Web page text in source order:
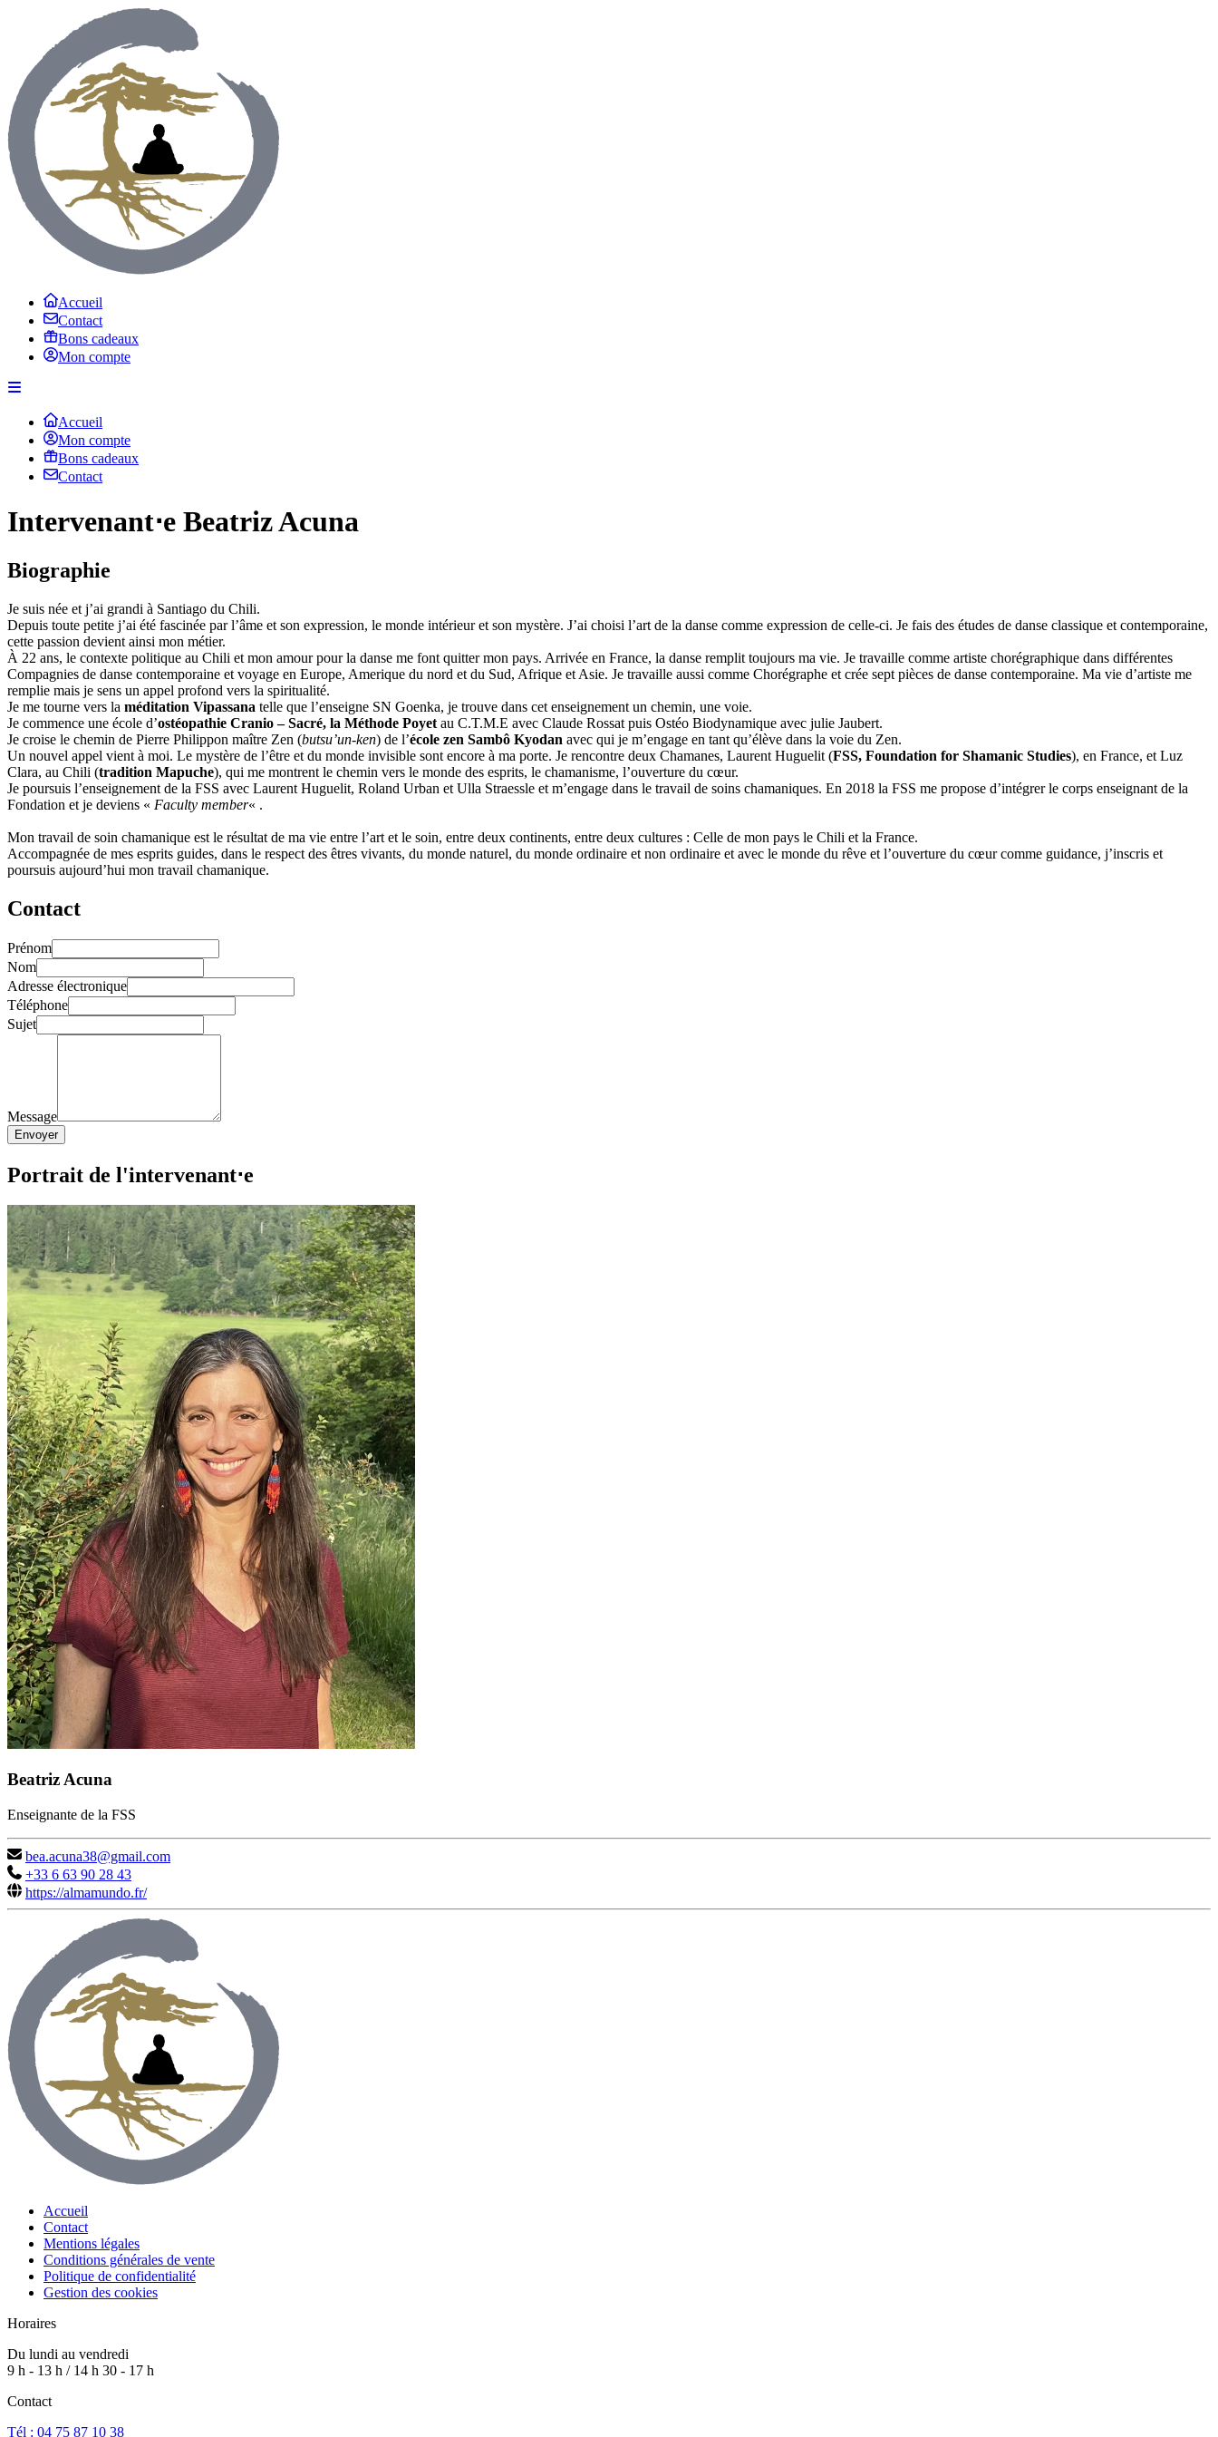
Accueil
Contact
Bons cadeaux
Mon compte
Accueil
Mon compte
Bons cadeaux
Contact
Intervenant⋅e Beatriz Acuna
Biographie
Je suis née et j’ai grandi à Santiago du Chili.
Depuis toute petite j’ai été fascinée par l’âme et son expression, le monde intérieur et son mystère. J’ai choisi l’art de la danse comme expression de celle-ci. Je fais des études de danse classique et contemporaine,
cette passion devient ainsi mon métier.
À 22 ans, le contexte politique au Chili et mon amour pour la danse me font quitter mon pays. Arrivée en France, la danse remplit toujours ma vie. Je travaille comme artiste chorégraphique dans différentes
Compagnies de danse contemporaine et voyage en Europe, Amerique du nord et du Sud, Afrique et Asie. Je travaille aussi comme Chorégraphe et crée sept pièces de danse contemporaine. Ma vie d’artiste me
remplie mais je sens un appel profond vers la spiritualité.
Je me tourne vers la méditation Vipassana telle que l’enseigne SN Goenka, je trouve dans cet enseignement un chemin, une voie.
Je commence une école d’ostéopathie Cranio – Sacré, la Méthode Poyet au C.T.M.E avec Claude Rossat puis Ostéo Biodynamique avec julie Jaubert.
Je croise le chemin de Pierre Philippon maître Zen (butsu’un-ken) de l’école zen Sambô Kyodan avec qui je m’engage en tant qu’élève dans la voie du Zen.
Un nouvel appel vient à moi. Le mystère de l’être et du monde invisible sont encore à ma porte. Je rencontre deux Chamanes, Laurent Huguelit (FSS, Foundation for Shamanic Studies), en France, et Luz
Clara, au Chili (tradition Mapuche), qui me montrent le chemin vers le monde des esprits, le chamanisme, l’ouverture du cœur.
Je poursuis l’enseignement de la FSS avec Laurent Huguelit, Roland Urban et Ulla Straessle et m’engage dans le travail de soins chamaniques. En 2018 la FSS me propose d’intégrer le corps enseignant de la
Fondation et je deviens « Faculty member« .
Mon travail de soin chamanique est le résultat de ma vie entre l’art et le soin, entre deux continents, entre deux cultures : Celle de mon pays le Chili et la France.
Accompagnée de mes esprits guides, dans le respect des êtres vivants, du monde naturel, du monde ordinaire et non ordinaire et avec le monde du rêve et l’ouverture du cœur comme guidance, j’inscris et
poursuis aujourd’hui mon travail chamanique.
Contact
Prénom
Nom
Adresse électronique
Téléphone
Sujet
Message
Envoyer
Portrait de l'intervenant⋅e
Beatriz Acuna
Enseignante de la FSS
bea.acuna38@gmail.com
+33 6 63 90 28 43
https://almamundo.fr/
Accueil
Contact
Mentions légales
Conditions générales de vente
Politique de confidentialité
Gestion des cookies
Horaires
Du lundi au vendredi
9 h - 13 h / 14 h 30 - 17 h
Contact
Tél : 04 75 87 10 38